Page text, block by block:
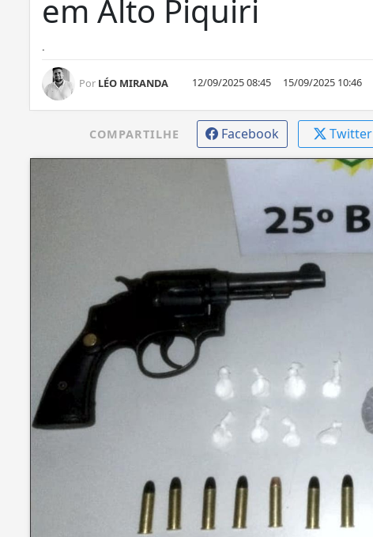
em Alto Piquiri
.
Por LÉO MIRANDA 12/09/2025 08:45 15/09/2025 10:46
COMPARTILHE Facebook Twitter